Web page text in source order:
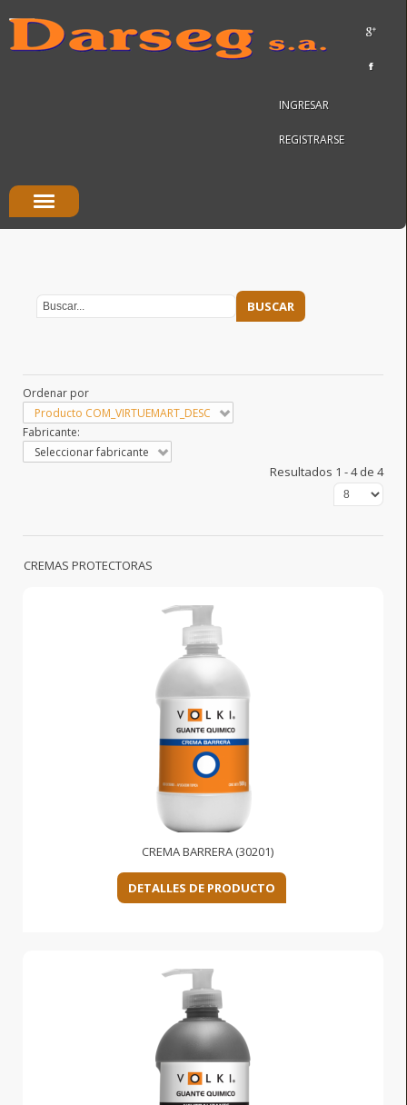
INGRESAR
REGISTRARSE
Ordenar por
Producto COM_VIRTUEMART_DESC
Fabricante:
Seleccionar fabricante
Resultados 1 - 4 de 4
CREMAS PROTECTORAS
CREMA BARRERA (30201)
DETALLES DE PRODUCTO